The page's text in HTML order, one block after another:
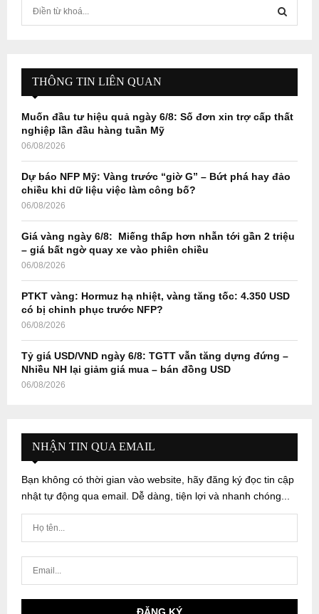
f
r
E
A
H
THÔNG TIN LIÊN QUAN
Muốn đầu tư hiệu quả ngày 6/8: Số đơn xin trợ cấp thất
nghiệp lần đầu hàng tuần Mỹ
06/08/2026
Dự báo NFP Mỹ: Vàng trước “giờ G” – Bứt phá hay đảo
chiều khi dữ liệu việc làm công bố?
06/08/2026
Giá vàng ngày 6/8: Miếng thấp hơn nhẫn tới gần 2 triệu
– giá bất ngờ quay xe vào phiên chiều
06/08/2026
PTKT vàng: Hormuz hạ nhiệt, vàng tăng tốc: 4.350 USD
có bị chinh phục trước NFP?
06/08/2026
Tỷ giá USD/VND ngày 6/8: TGTT vẫn tăng dựng đứng –
Nhiều NH lại giảm giá mua – bán đồng USD
06/08/2026
NHẬN TIN QUA EMAIL
Bạn không có thời gian vào website, hãy đăng ký đọc tin cập
nhật tự động qua email. Dễ dàng, tiện lợi và nhanh chóng...